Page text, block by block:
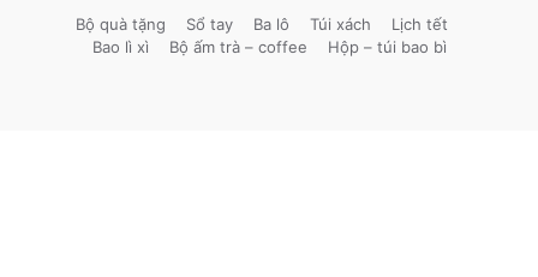
Bộ quà tặng
Sổ tay Ba lô Túi xách
Lịch tết
Bao lì xì
Bộ ấm trà – coffee Hộp – túi bao bì